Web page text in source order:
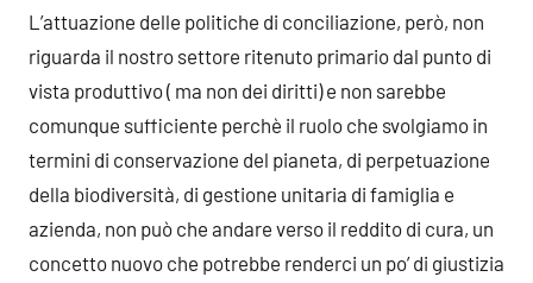
L’attuazione delle politiche di conciliazione, però, non
riguarda il nostro settore ritenuto primario dal punto di
vista produttivo ( ma non dei diritti) e non sarebbe
comunque sufficiente perchè il ruolo che svolgiamo in
termini di conservazione del pianeta, di perpetuazione
della biodiversità, di gestione unitaria di famiglia e
azienda, non può che andare verso il reddito di cura, un
concetto nuovo che potrebbe renderci un po’ di giustizia